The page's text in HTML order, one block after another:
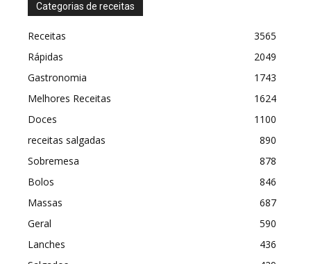
Categorias de receitas
Receitas
3565
Rápidas
2049
Gastronomia
1743
Melhores Receitas
1624
Doces
1100
receitas salgadas
890
Sobremesa
878
Bolos
846
Massas
687
Geral
590
Lanches
436